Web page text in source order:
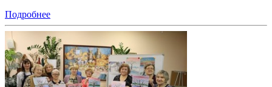
Подробнее